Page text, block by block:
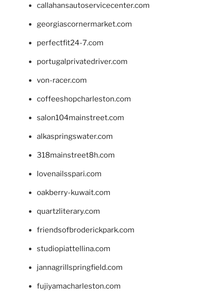
callahansautoservicecenter.com
georgiascornermarket.com
perfectfit24-7.com
portugalprivatedriver.com
von-racer.com
coffeeshopcharleston.com
salon104mainstreet.com
alkaspringswater.com
318mainstreet8h.com
lovenailsspari.com
oakberry-kuwait.com
quartzliterary.com
friendsofbroderickpark.com
studiopiattellina.com
jannagrillspringfield.com
fujiyamacharleston.com